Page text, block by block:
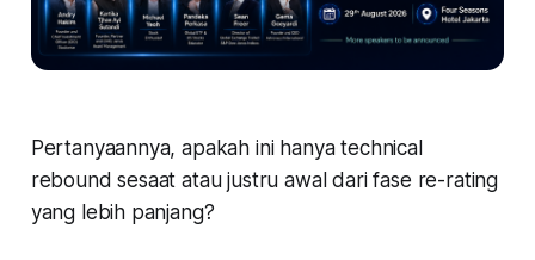
Pertanyaannya, apakah ini hanyatechnical
rebound sesaat atau justru awal dari fase re-rating
yang lebih panjang?